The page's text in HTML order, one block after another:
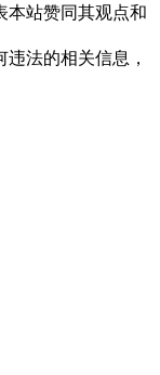
本站赞同其观点和
法的相关信息，